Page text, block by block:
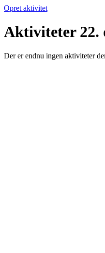
Opret aktivitet
Aktiviteter 22.
Der er endnu ingen aktiviteter